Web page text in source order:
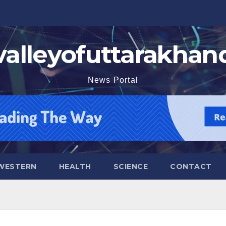
News Portal
HEALTH SCIENCE CONTACT